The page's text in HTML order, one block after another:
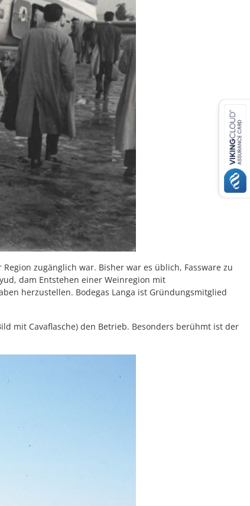
zugänglich war. Bisher war es üblich, Fassware zu
dam Entstehen einer Weinregion mit
herzustellen. Bodegas Langa ist Gründungsmitglied
mit Cavaflasche) den Betrieb. Besonders berühmt ist der